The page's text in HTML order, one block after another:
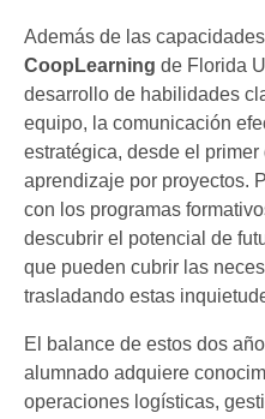
Además de las
CoopLearning de Florida
desarrollo de habilidades
equipo, la comunicación
estratégica, desde el primer
aprendizaje por proyectos.
con los programas
descubrir el potencial de
que pueden cubrir las
trasladando estas
El balance de estos dos
alumnado adquiere
operaciones logísticas,